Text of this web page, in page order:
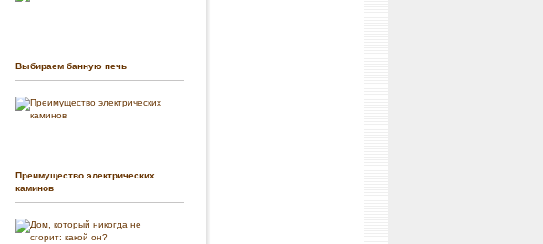
Выбираем банную печь
Преимущество электрических
каминов